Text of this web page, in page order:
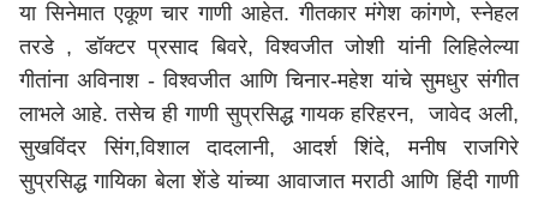
या सिनेमात एकूण चार गाणी आहेत. गीतकार मंगेश कांगणे, स्नेहल
तरडे , डॉक्टर प्रसाद बिवरे, विश्वजीत जोशी यांनी लिहिलेल्या
गीतांना अविनाश - विश्वजीत आणि चिनार-महेश यांचे सुमधुर संगीत
लाभले आहे. तसेच ही गाणी सुप्रसिद्ध गायक हरिहरन, जावेद अली,
सुखविंदर सिंग,विशाल दादलानी, आदर्श शिंदे, मनीष राजगिरे
सुप्रसिद्ध गायिका बेला शेंडे यांच्या आवाजात मराठी आणि हिंदी गाणी